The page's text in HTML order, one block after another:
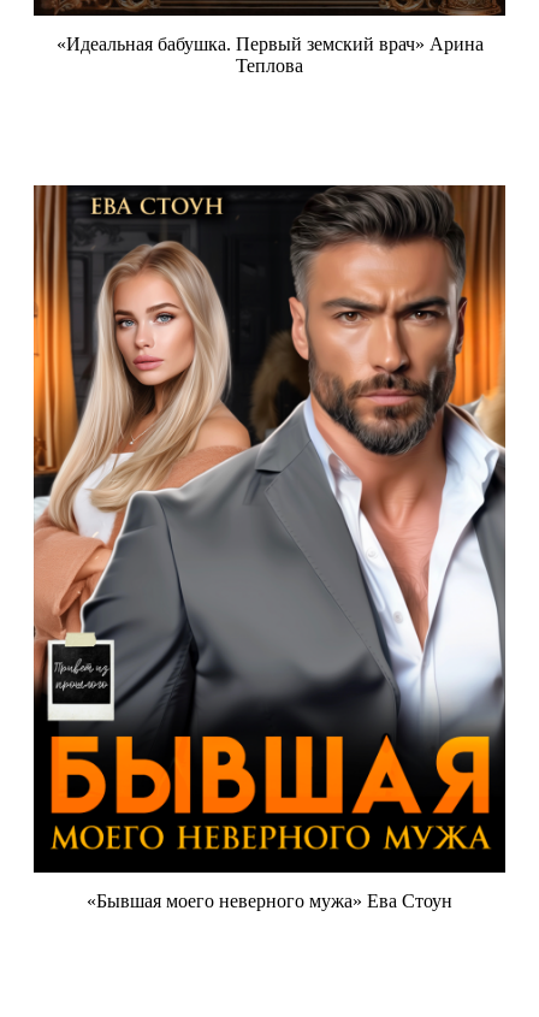
«Идеальная бабушка. Первый земский врач» Арина
Теплова
«Бывшая моего неверного мужа» Ева Стоун